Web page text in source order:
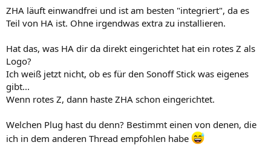
:
ZHA läuft einwandfrei und ist am besten "integriert", da es
Teil von HA ist. Ohne irgendwas extra zu installieren.
Hat das, was HA dir da direkt eingerichtet hat ein rotes Z als
Logo?
Ich weiß jetzt nicht, ob es für den Sonoff Stick was eigenes
gibt...
Wenn rotes Z, dann haste ZHA schon eingerichtet.
Welchen Plug hast du denn? Bestimmt einen von denen, die
ich in dem anderen Thread empfohlen habe